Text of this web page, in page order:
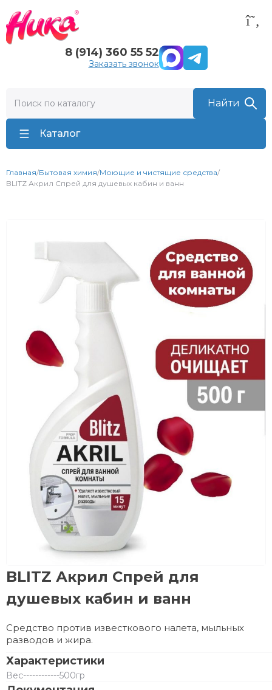
8 (914) 360 55 52
Заказать звонок
Каталог
Главная/Бытовая химия/Моющие и чистящие средства/
BLITZ Акрил Спрей для душевых кабин и ванн
BLITZ Акрил Спрей для
душевых кабин и ванн
Средство против известкового налета, мыльных
разводов и жира.
Характеристики
Вес------------500гр